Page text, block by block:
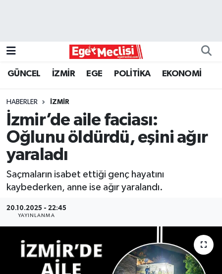
GÜNCEL İZMİR EGE POLİTİKA EKONOMİ
HABERLER İZMİR
İzmir’de aile faciası:
Oğlunu öldürdü, eşini ağır
yaraladı
Saçmaların isabet ettiği genç hayatını
kaybederken, anne ise ağır yaralandı.
20.10.2025 - 22:45
YAYINLANMA
GÜNCEL
İZMİR
ÖZEL HABER
Programlar
SPOR
YAŞAM